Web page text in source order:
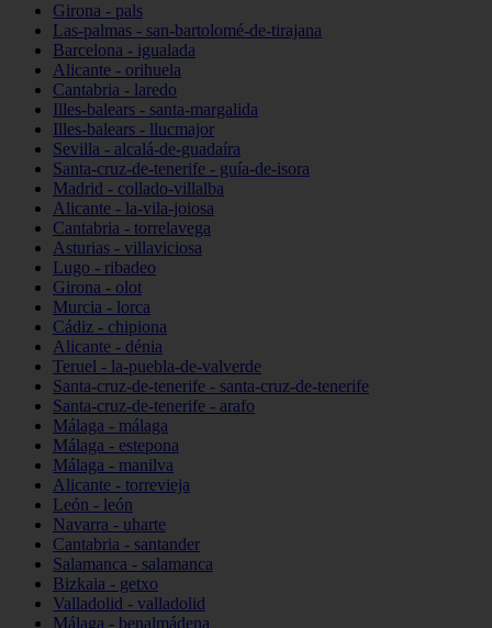
Girona - pals
Las-palmas - san-bartolomé-de-tirajana
Barcelona - igualada
Alicante - orihuela
Cantabria - laredo
Illes-balears - santa-margalida
Illes-balears - llucmajor
Sevilla - alcalá-de-guadaíra
Santa-cruz-de-tenerife - guía-de-isora
Madrid - collado-villalba
Alicante - la-vila-joiosa
Cantabria - torrelavega
Asturias - villaviciosa
Lugo - ribadeo
Girona - olot
Murcia - lorca
Cádiz - chipiona
Alicante - dénia
Teruel - la-puebla-de-valverde
Santa-cruz-de-tenerife - santa-cruz-de-tenerife
Santa-cruz-de-tenerife - arafo
Málaga - málaga
Málaga - estepona
Málaga - manilva
Alicante - torrevieja
León - león
Navarra - uharte
Cantabria - santander
Salamanca - salamanca
Bizkaia - getxo
Valladolid - valladolid
Málaga - benalmádena